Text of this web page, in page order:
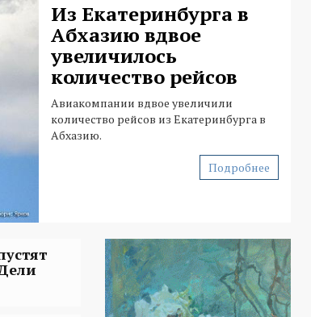
Из Екатеринбурга в
Абхазию вдвое
увеличилось
количество рейсов
Авиакомпании вдвое увеличили
количество рейсов из Екатеринбурга в
Абхазию.
Подробнее